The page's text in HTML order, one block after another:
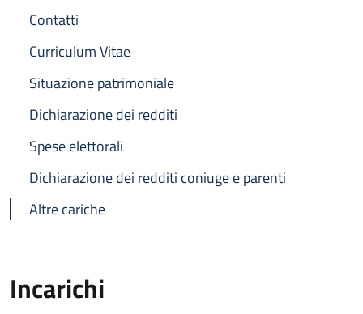
Contatti
Curriculum Vitae
Situazione patrimoniale
Dichiarazione dei redditi
Spese elettorali
Dichiarazione dei redditi coniuge e parenti
Altre cariche
Incarichi